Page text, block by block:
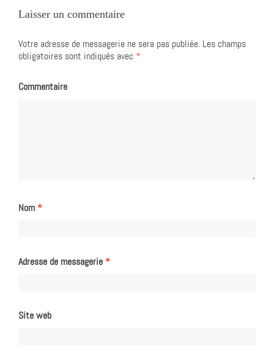
Laisser un commentaire
Votre adresse de messagerie ne sera pas publiée. Les champs
obligatoires sont indiqués avec *
Commentaire
Nom*
Adresse de messagerie*
Site web